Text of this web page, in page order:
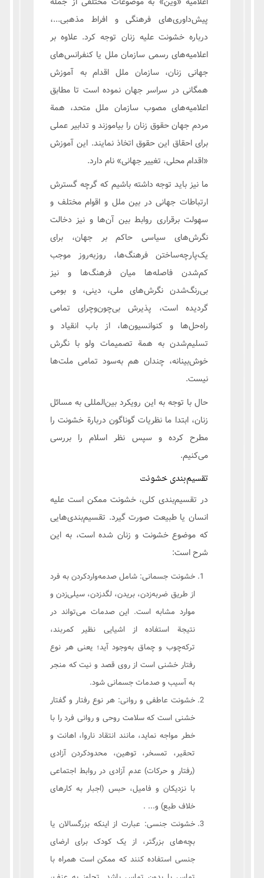
پیش‌داوری‌های فرهنگی و افراط مذهبی...،
درباره خشونت علیه زنان توجه کرد. علاوه بر
اعلامیه‌های رسمی سازمان ملل یا کنفرانس‌های
جهانی زنان، سازمان ملل اقدام به آموزش
همگانی در سراسر جهان نموده است تا مطابق
اعلامیه‌های مصوب سازمان ملل متحد، همة
مردم جهان حقوق زنان را بیاموزند و تدابیر عملی
برای احقاق این حقوق اتخاذ نمایند. این آموزش
«اقدام محلی، تغییر جهانی» نام دارد.
ما نیز باید توجه داشته باشیم که گرچه گسترش
ارتباطات جهانی در بین ملل و اقوام مختلف و
سهولت برقراری روابط بین آن‌ها و نیز دخالت
نگرش‌های سیاسی حاکم بر جهان، برای
یک‌پارچه‌ساختن فرهنگ‌ها، روزبه‌روز موجب
کم‌شدن فاصله‌ها میان فرهنگ‌ها و نیز
بی‌رنگ‌شدن نگرش‌های ملی، دینی، و بومی
گردیده است، پذیرش بی‌چون‌وچرای تمامی
راه‌حل‌ها و کنوانسیون‌ها، از باب انقیاد و
تسلیم‌شدن به همة تصمیمات ولو با نگرش
خوش‌بینانه، چندان هم به‌سود تمامی ملت‌ها
نیست.
حال با توجه به این رویکرد بین‌المللی به مسائل
زنان، ابتدا ما نظریات گوناگون دربارة خشونت را
مطرح کرده و سپس نظر اسلام را بررسی
می‌کنیم.
تقسیم‌بندی خشونت
در تقسیم‌بندی کلی، خشونت ممکن است علیه
انسان یا طبیعت صورت گیرد. تقسیم‌بندی‌هایی
که موضوع خشونت و زنان شده است، به این
شرح است:
خشونت جسمانی: شامل صدمه‌واردکردن به فرد
از طریق ضربه‌زدن، بریدن، لگدزدن، سیلی‌زدن و
موارد مشابه است. این صدمات می‌تواند در
نتیجة استفاده از اشیایی نظیر کمربند،
ترکه‌چوب و چماق به‌وجود آید؛ یعنی هر نوع
رفتار خشنی است از روی قصد و نیت که منجر
به آسیب و صدمات جسمانی شود.
خشونت عاطفی و روانی: هر نوع رفتار و گفتار
خشنی است که سلامت روحی و روانی فرد را با
خطر مواجه نماید، مانند انتقاد ناروا، اهانت و
تحقیر، تمسخر، توهین، محدودکردن آزادی
(رفتار و حرکات) عدم آزادی در روابط اجتماعی
با نزدیکان و فامیل، حبس (اجبار به کارهای
خلاف طبع) و... .
خشونت جنسی: عبارت از اینکه بزرگسالان یا
بچه‌های بزرگتر، از یک کودک برای ارضای
جنسی استفاده کنند که ممکن است همراه با